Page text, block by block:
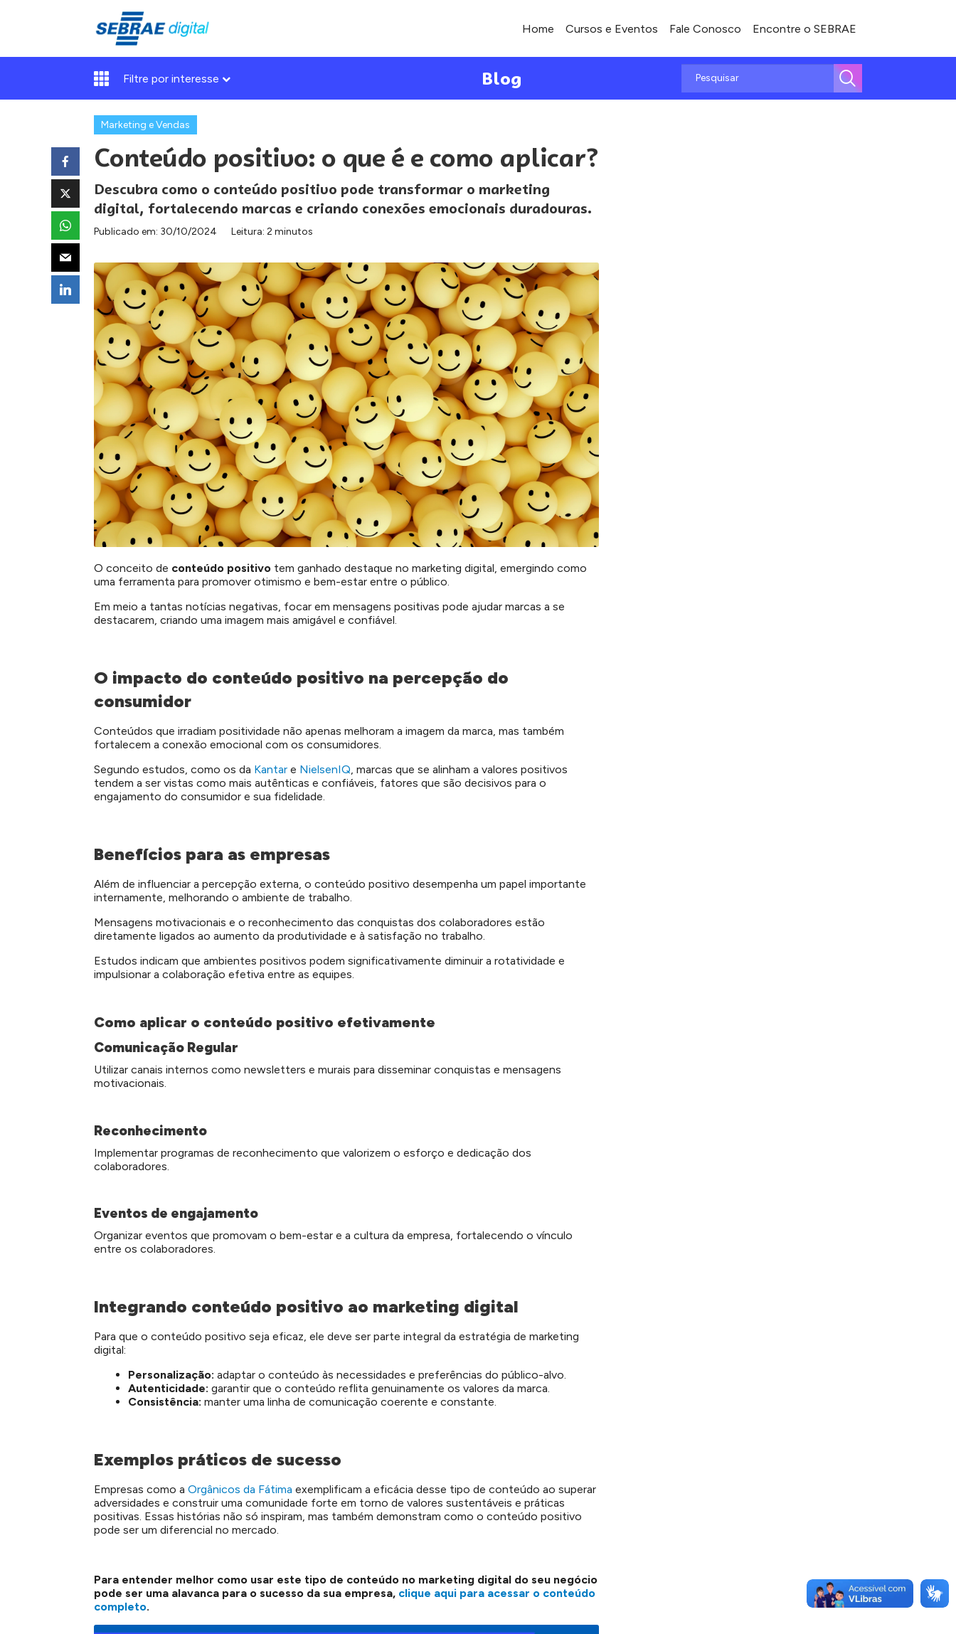
Home Cursos e Eventos Fale Conosco Encontre o SEBRAE
Filtre por interesse Blog
Marketing e Vendas
Conteúdo positivo: o que é e como aplicar?
Descubra como o conteúdo positivo pode transformar o marketing
digital, fortalecendo marcas e criando conexões emocionais duradouras.
Publicado em: 30/10/2024 Leitura: 2 minutos
O conceito de conteúdo positivo tem ganhado destaque no marketing digital, emergindo como
uma ferramenta para promover otimismo e bem-estar entre o público.
Em meio a tantas notícias negativas, focar em mensagens positivas pode ajudar marcas a se
destacarem, criando uma imagem mais amigável e confiável.
O impacto do conteúdo positivo na percepção do
consumidor
Conteúdos que irradiam positividade não apenas melhoram a imagem da marca, mas também
fortalecem a conexão emocional com os consumidores.
Segundo estudos, como os da Kantar e NielsenIQ , marcas que se alinham a valores positivos
tendem a ser vistas como mais autênticas e confiáveis, fatores que são decisivos para o
engajamento do consumidor e sua fidelidade.
Benefícios para as empresas
Além de influenciar a percepção externa, o conteúdo positivo desempenha um papel importante
internamente, melhorando o ambiente de trabalho.
Mensagens motivacionais e o reconhecimento das conquistas dos colaboradores estão
diretamente ligados ao aumento da produtividade e à satisfação no trabalho.
Estudos indicam que ambientes positivos podem significativamente diminuir a rotatividade e
impulsionar a colaboração efetiva entre as equipes.
Como aplicar o conteúdo positivo efetivamente
Comunicação Regular
Utilizar canais internos como newsletters e murais para disseminar conquistas e mensagens
motivacionais.
Reconhecimento
Implementar programas de reconhecimento que valorizem o esforço e dedicação dos
colaboradores.
Eventos de engajamento
Organizar eventos que promovam o bem-estar e a cultura da empresa, fortalecendo o vínculo
entre os colaboradores.
Integrando conteúdo positivo ao marketing digital
Para que o conteúdo positivo seja eficaz, ele deve ser parte integral da estratégia de marketing
digital:
Personalização: adaptar o conteúdo às necessidades e preferências do público-alvo.
Autenticidade: garantir que o conteúdo reflita genuinamente os valores da marca.
Consistência: manter uma linha de comunicação coerente e constante.
Exemplos práticos de sucesso
Empresas como a Orgânicos da Fátima exemplificam a eficácia desse tipo de conteúdo ao superar
adversidades e construir uma comunidade forte em torno de valores sustentáveis e práticas
positivas. Essas histórias não só inspiram, mas também demonstram como o conteúdo positivo
pode ser um diferencial no mercado.
Para entender melhor como usar este tipo de conteúdo no marketing digital do seu negócio
pode ser uma alavanca para o sucesso da sua empresa, clique aqui para acessar o conteúdo
completo.